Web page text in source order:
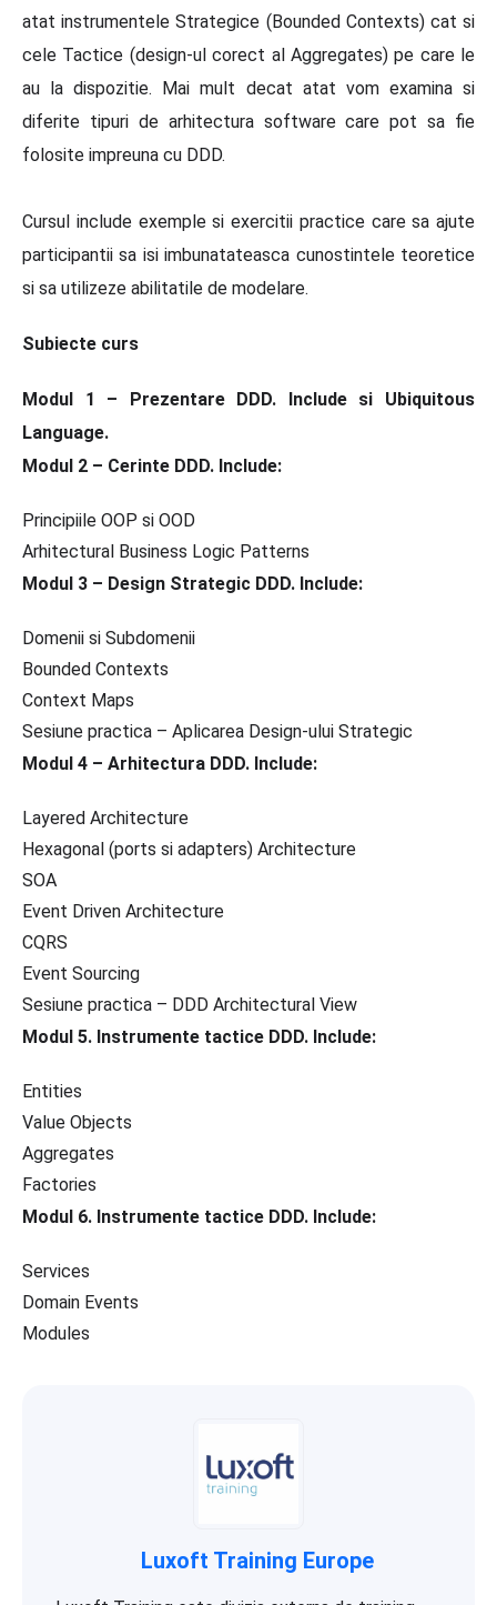
atat instrumentele Strategice (Bounded Contexts) cat si
cele Tactice (design-ul corect al Aggregates) pe care le
au la dispozitie. Mai mult decat atat vom examina si
diferite tipuri de arhitectura software care pot sa fie
folosite impreuna cu DDD.
Cursul include exemple si exercitii practice care sa ajute
participantii sa isi imbunatateasca cunostintele teoretice
si sa utilizeze abilitatile de modelare.
Subiecte curs
Modul 1 – Prezentare DDD. Include si Ubiquitous
Language.
Modul 2 – Cerinte DDD. Include:
Principiile OOP si OOD
Arhitectural Business Logic Patterns
Modul 3 – Design Strategic DDD. Include:
Domenii si Subdomenii
Bounded Contexts
Context Maps
Sesiune practica – Aplicarea Design-ului Strategic
Modul 4 – Arhitectura DDD. Include:
Layered Architecture
Hexagonal (ports si adapters) Architecture
SOA
Event Driven Architecture
CQRS
Event Sourcing
Sesiune practica – DDD Architectural View
Modul 5. Instrumente tactice DDD. Include:
Entities
Value Objects
Aggregates
Factories
Modul 6. Instrumente tactice DDD. Include:
Services
Domain Events
Modules
Luxoft Training Europe